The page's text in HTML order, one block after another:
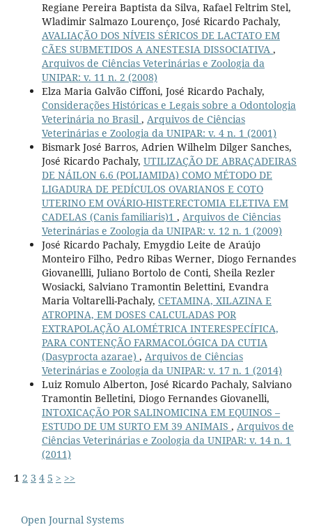
Regiane Pereira Baptista da Silva, Rafael Feltrim Stel,
Wladimir Salmazo Lourenço, José Ricardo Pachaly,
AVALIAÇÃO DOS NÍVEIS SÉRICOS DE LACTATO EM
CÃES SUBMETIDOS A ANESTESIA DISSOCIATIVA ,
Arquivos de Ciências Veterinárias e Zoologia da
UNIPAR: v. 11 n. 2 (2008)
Elza Maria Galvão Ciffoni, José Ricardo Pachaly,
Considerações Históricas e Legais sobre a Odontologia
Veterinária no Brasil , Arquivos de Ciências
Veterinárias e Zoologia da UNIPAR: v. 4 n. 1 (2001)
Bismark José Barros, Adrien Wilhelm Dilger Sanches,
José Ricardo Pachaly, UTILIZAÇÃO DE ABRAÇADEIRAS
DE NÁILON 6.6 (POLIAMIDA) COMO MÉTODO DE
LIGADURA DE PEDÍCULOS OVARIANOS E COTO
UTERINO EM OVÁRIO-HISTERECTOMIA ELETIVA EM
CADELAS (Canis familiaris)1 , Arquivos de Ciências
Veterinárias e Zoologia da UNIPAR: v. 12 n. 1 (2009)
José Ricardo Pachaly, Emygdio Leite de Araújo
Monteiro Filho, Pedro Ribas Werner, Diogo Fernandes
Giovanellli, Juliano Bortolo de Conti, Sheila Rezler
Wosiacki, Salviano Tramontin Belettini, Evandra
Maria Voltarelli-Pachaly, CETAMINA, XILAZINA E
ATROPINA, EM DOSES CALCULADAS POR
EXTRAPOLAÇÃO ALOMÉTRICA INTERESPECÍFICA,
PARA CONTENÇÃO FARMACOLÓGICA DA CUTIA
(Dasyprocta azarae) , Arquivos de Ciências
Veterinárias e Zoologia da UNIPAR: v. 17 n. 1 (2014)
Luiz Romulo Alberton, José Ricardo Pachaly, Salviano
Tramontin Belletini, Diogo Fernandes Giovanelli,
INTOXICAÇÃO POR SALINOMICINA EM EQUINOS –
ESTUDO DE UM SURTO EM 39 ANIMAIS , Arquivos de
Ciências Veterinárias e Zoologia da UNIPAR: v. 14 n. 1
(2011)
1 2 3 4 5 > >>
Open Journal Systems